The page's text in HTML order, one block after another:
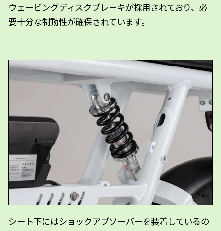
ウェービングディスクブレーキが採用されており、必
要十分な制動性が確保されています。
シート下にはショックアブソーバーを装着しているの